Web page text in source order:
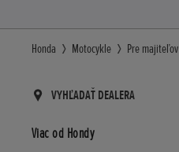
Honda Motocykle Pre majiteľov
VYHĽADAŤ DEALERA
Viac od Hondy